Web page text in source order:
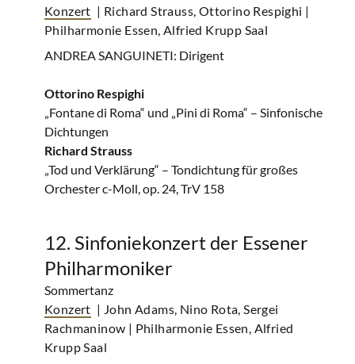
Konzert | Richard Strauss, Ottorino Respighi |
Philharmonie Essen, Alfried Krupp Saal
ANDREA SANGUINETI: Dirigent
Ottorino Respighi
„Fontane di Roma“ und „Pini di Roma“ – Sinfonische
Dichtungen
Richard Strauss
„Tod und Verklärung“ – Tondichtung für großes
Orchester c-Moll, op. 24, TrV 158
12. Sinfoniekonzert der Essener
Philharmoniker
Sommertanz
Konzert | John Adams, Nino Rota, Sergei
Rachmaninow | Philharmonie Essen, Alfried
Krupp Saal